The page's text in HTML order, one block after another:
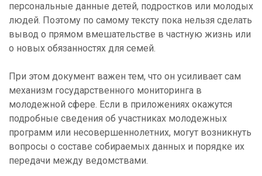
персональные данные детей, подростков или молодых
людей. Поэтому по самому тексту пока нельзя сделать
вывод о прямом вмешательстве в частную жизнь или
о новых обязанностях для семей.
При этом документ важен тем, что он усиливает сам
механизм государственного мониторинга в
молодежной сфере. Если в приложениях окажутся
подробные сведения об участниках молодежных
программ или несовершеннолетних, могут возникнуть
вопросы о составе собираемых данных и порядке их
передачи между ведомствами.